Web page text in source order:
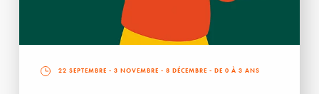
22 SEPTEMBRE - 3 NOVEMBRE - 8 DÉCEMBRE - DE 0 À 3 ANS